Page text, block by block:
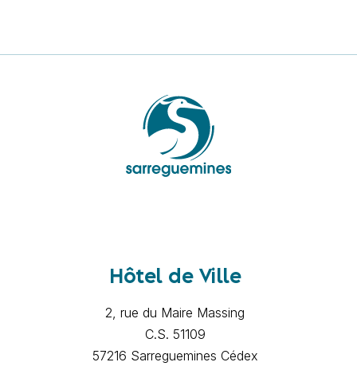
Hôtel de Ville
2, rue du Maire Massing
C.S. 51109
57216 Sarreguemines Cédex